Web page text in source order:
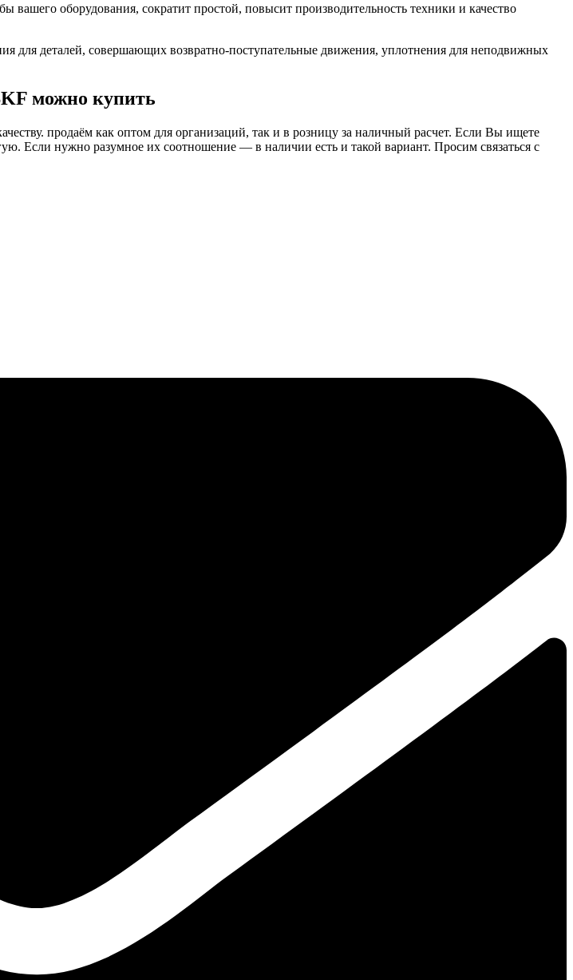
оборудования, сократит простой, повысит производительность техники и качество
деталей, совершающих возвратно-поступательные движения, уплотнения для неподвижных
можно купить
продаём как оптом для организаций, так и в розницу за наличный расчет. Если Вы ищете
Если нужно разумное их соотношение — в наличии есть и такой вариант. Просим связаться с